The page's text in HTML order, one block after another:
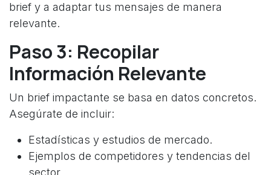
brief y a adaptar tus mensajes de manera
relevante.
Paso 3: Recopilar
Información Relevante
Un brief impactante se basa en datos concretos.
Asegúrate de incluir:
Estadísticas y estudios de mercado.
Ejemplos de competidores y tendencias del
sector.